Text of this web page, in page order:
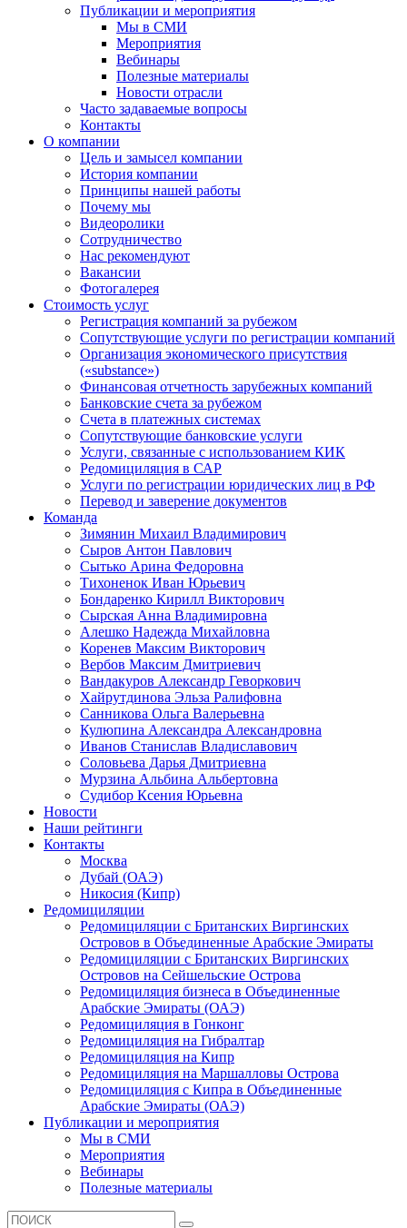
Публикации и мероприятия
Мы в СМИ
Мероприятия
Вебинары
Полезные материалы
Новости отрасли
Часто задаваемые вопросы
Контакты
О компании
Цель и замысел компании
История компании
Принципы нашей работы
Почему мы
Видеоролики
Сотрудничество
Нас рекомендуют
Вакансии
Фотогалерея
Стоимость услуг
Регистрация компаний за рубежом
Сопутствующие услуги по регистрации компаний
Организация экономического присутствия
(«substance»)
Финансовая отчетность зарубежных компаний
Банковские счета за рубежом
Счета в платежных системах
Сопутствующие банковские услуги
Услуги, связанные с использованием КИК
Редомициляция в САР
Услуги по регистрации юридических лиц в РФ
Перевод и заверение документов
Команда
Зимянин Михаил Владимирович
Сыров Антон Павлович
Сытько Арина Федоровна
Тихоненок Иван Юрьевич
Бондаренко Кирилл Викторович
Сырская Анна Владимировна
Алешко Надежда Михайловна
Коренев Максим Викторович
Вербов Максим Дмитриевич
Вандакуров Александр Геворкович
Хайрутдинова Эльза Ралифовна
Санникова Ольга Валерьевна
Кулюпина Александра Александровна
Иванов Станислав Владиславович
Соловьева Дарья Дмитриевна
Мурзина Альбина Альбертовна
Судибор Ксения Юрьевна
Новости
Наши рейтинги
Контакты
Москва
Дубай (ОАЭ)
Никосия (Кипр)
Редомициляции
Редомициляции с Британских Виргинских
Островов в Объединенные Арабские Эмираты
Редомициляции с Британских Виргинских
Островов на Сейшельские Острова
Редомициляция бизнеса в Объединенные
Арабские Эмираты (ОАЭ)
Редомициляция в Гонконг
Редомициляция на Гибралтар
Редомициляция на Кипр
Редомициляция на Маршалловы Острова
Редомициляция с Кипра в Объединенные
Арабские Эмираты (ОАЭ)
Публикации и мероприятия
Мы в СМИ
Мероприятия
Вебинары
Полезные материалы